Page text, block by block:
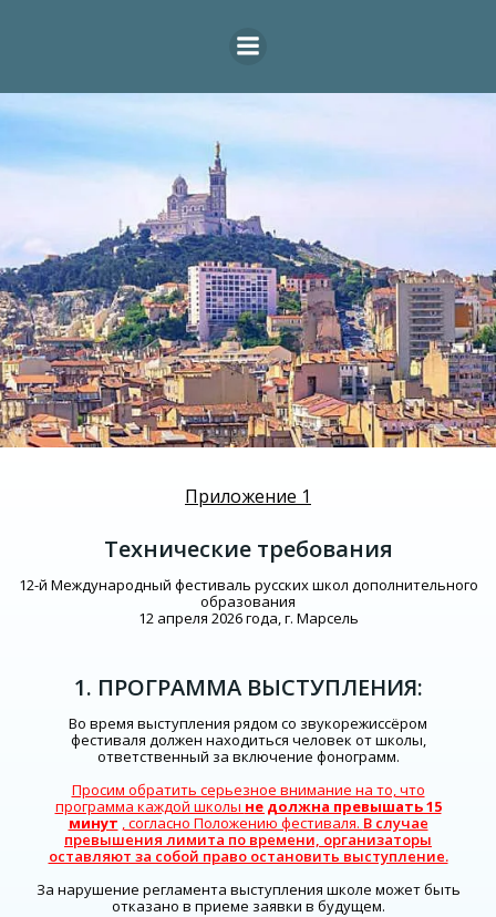
к
Приложение 1
Технические требования
12-й Международный фестиваль русских школ дополнительного
образования
12 апреля 2026 года, г. Марсель
1. ПРОГРАММА ВЫСТУПЛЕНИЯ:
Во время выступления рядом со звукорежиссёром
фестиваля должен находиться человек от школы,
ответственный за включение фонограмм.
Просим обратить серьезное внимание на то, что
программа каждой школы не должна превышать 15
минут , согласно Положению фестиваля. В случае
превышения лимита по времени, организаторы
оставляют за собой право остановить выступление.
За нарушение регламента выступления школе может быть
отказано в приеме заявки в будущем.